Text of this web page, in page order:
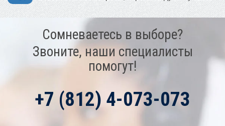
Сомневаетесь в выборе?
Звоните, наши специалисты
помогут!
+7 (812) 4-073-073